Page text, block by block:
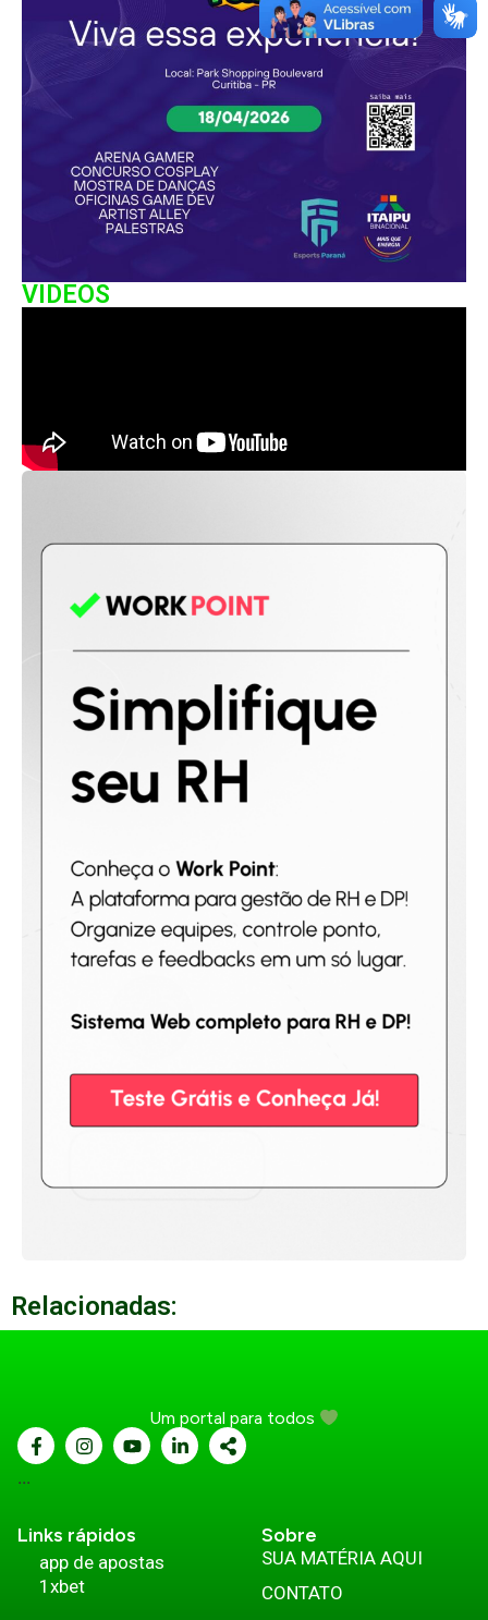
VIDEOS
Relacionadas:
Um portal para todos
...
Links rápidos
app de apostas
1xbet
Sobre
SUA MATÉRIA AQUI
CONTATO